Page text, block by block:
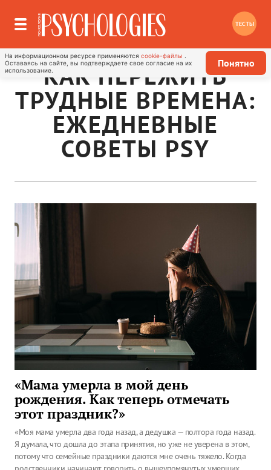
ТЕСТЫ
На информационном ресурсе применяются cookie-файлы
Оставаясь на сайте, вы подтверждаете свое согласие на их
использование.
Понятно
КАК ПЕРЕЖИТЬ
ТРУДНЫЕ ВРЕМЕНА:
ЕЖЕДНЕВНЫЕ
СОВЕТЫ PSY
«Мама умерла в мой день
рождения. Как теперь отмечать
этот праздник?»
«Моя мама умерла два года назад, а дедушка — полтора года назад.
Я думала, что дошла до этапа принятия, но уже не уверена в этом,
потому что семейные праздники даются мне очень тяжело. Когда